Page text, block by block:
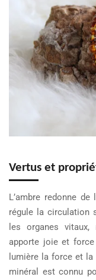
Vertus et
L’ambre redonne
régule la circulation
les organes
apporte joie et force
lumière la force et
minéral est connu